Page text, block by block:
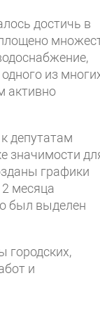
достичь в
из
активно
депутатам
значимости
графики
месяца
был выделен
городских,
и